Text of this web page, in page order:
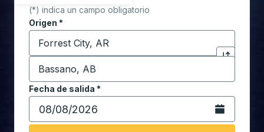
(*) indica un campo obligatorio
Origen *
Comience a escribir la ciudad de origen para abrir
Haga clic
Destino*
Comience a escribir la ciudad de destino para
Fecha de salida *
Escriba la fecha en formato de fecha Barra diagonal
Abra el